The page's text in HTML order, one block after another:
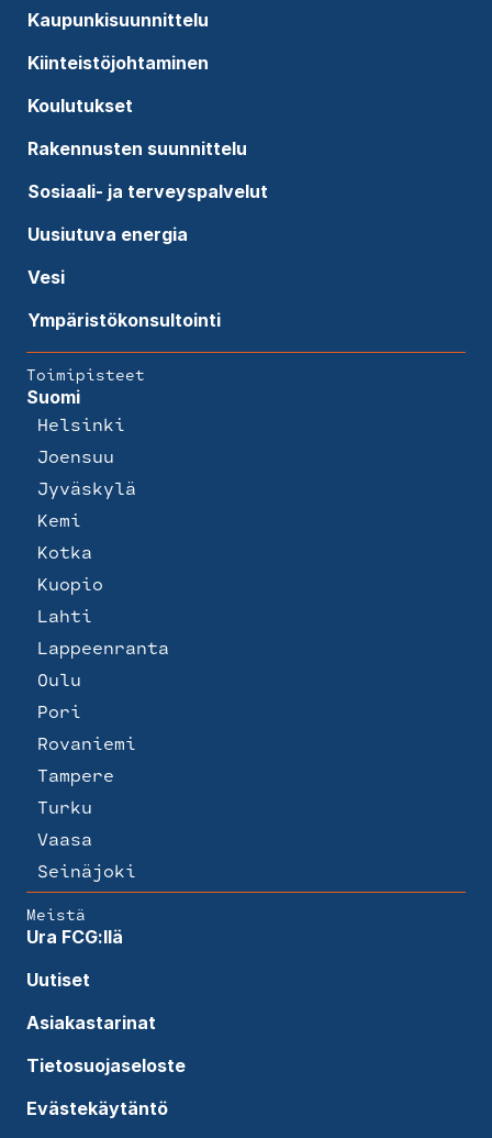
Kaupunkisuunnittelu
Kiinteistöjohtaminen
Koulutukset
Rakennusten suunnittelu
Sosiaali- ja terveyspalvelut
Uusiutuva energia
Vesi
Ympäristökonsultointi
Toimipisteet
Suomi
Helsinki
Joensuu
Jyväskylä
Kemi
Kotka
Kuopio
Lahti
Lappeenranta
Oulu
Pori
Rovaniemi
Tampere
Turku
Vaasa
Seinäjoki
Meistä
Ura FCG:llä
Uutiset
Asiakastarinat
Tietosuojaseloste
Evästekäytäntö